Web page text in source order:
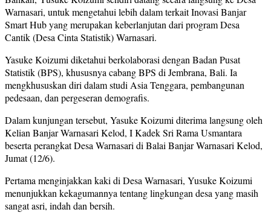
Warnasari, untuk mengetahui lebih dalam terkait Inovasi Banjar
Smart Hub yang merupakan keberlanjutan dari program Desa
Cantik (Desa Cinta Statistik) Warnasari.
Yasuke Koizumi diketahui berkolaborasi dengan Badan Pusat
Statistik (BPS), khususnya cabang BPS di Jembrana, Bali. Ia
mengkhususkan diri dalam studi Asia Tenggara, pembangunan
pedesaan, dan pergeseran demografis.
Dalam kunjungan tersebut, Yasuke Koizumi diterima langsung oleh
Kelian Banjar Warnasari Kelod, I Kadek Sri Rama Usmantara
beserta perangkat Desa Warnasari di Balai Banjar Warnasari Kelod,
Jumat (12/6).
Pertama menginjakkan kaki di Desa Warnasari, Yusuke Koizumi
menunjukkan kekagumannya tentang lingkungan desa yang masih
sangat asri, indah dan bersih.